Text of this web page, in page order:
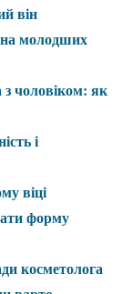
він
на молодших
з чоловіком: як
і
віці
форму
косметолога